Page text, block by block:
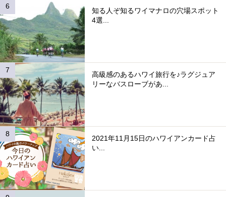
知る人ぞ知るワイマナロの穴場スポット
4選...
高級感のあるハワイ旅行を♪ラグジュア
リーなバスローブがあ...
2021年11月15日のハワイアンカード占
い...